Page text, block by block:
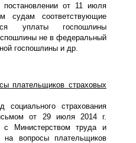
от 11 июля
судам соответствующие
уплаты госпошлины
не в федеральный
госпошлины и др.
плательщиков страховых
страхования
от 29 июля 2014 г.
с Министерством труда и
на вопросы плательщиков